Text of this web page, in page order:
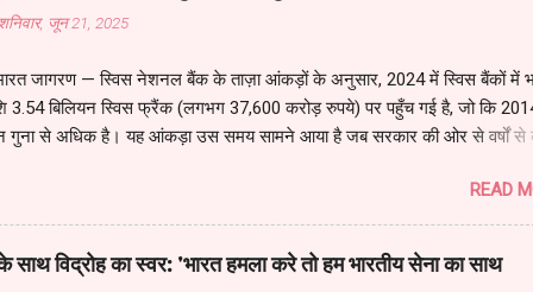
जिलों में आज सिविल डिफेंस मॉक ड्रिल आयोजित की जा रही है, जिसमें दिल्ली,
शनिवार, जून 21, 2025
जागरण — स्विस नेशनल बैंक के ताज़ा आंकड़ों के अनुसार, 2024 में स्विस बैंकों में
3.54 बिलियन स्विस फ्रैंक (लगभग 37,600 करोड़ रुपये) पर पहुँच गई है, जो कि
गुना से अधिक है। यह आंकड़ा उस समय सामने आया है जब सरकार की ओर से वर्षों से
आंकड़ों से यह स्पष्ट होता है कि अधिकांश रकम बैंकों और अन्य वित्तीय संस्थाओं के ज़रिए
गई है, न कि सीधे व्यक्तिगत खातों से। यह उसी "लेयरिंग" प्रक्रिया की ओर इशारा
आमतौर पर काले धन को सफेद बनाने में किया जाता है। हालांकि स्विस बैंकिंग
राशि गैरकानूनी नहीं मानी जा सकती जब तक इसकी जांच न हो, परंतु इसमें भारतीयों की
READ
विद्रोह का स्वर: 'भारत हमला करे तो हम भारतीय सेना का साथ